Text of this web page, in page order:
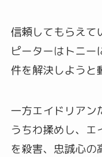
信頼してもらえて
ピーターはトニー
件を解決しようと
一方エイドリアン
うちわ揉めし、エ
を殺害、忠誠心の